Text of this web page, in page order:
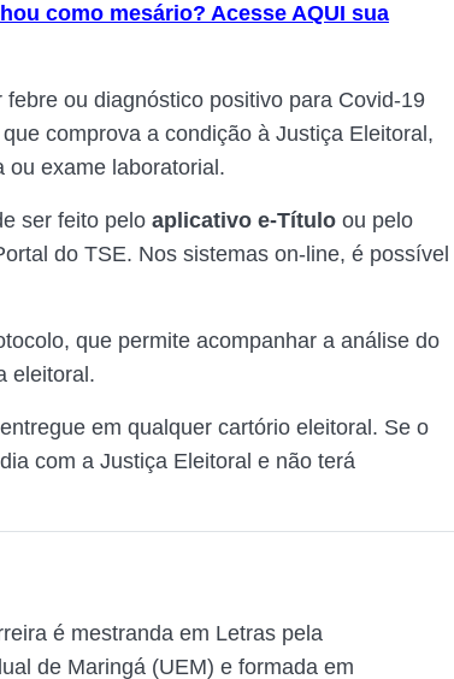
como mesário? Acesse AQUI sua
ou diagnóstico positivo para Covid-19
comprova a condição à Justiça Eleitoral,
ou exame laboratorial.
ser feito pelo aplicativo e-Título ou pelo
do TSE. Nos sistemas on-line, é possível
que permite acompanhar a análise do
eleitoral.
em qualquer cartório eleitoral. Se o
com a Justiça Eleitoral e não terá
é mestranda em Letras pela
de Maringá (UEM) e formada em